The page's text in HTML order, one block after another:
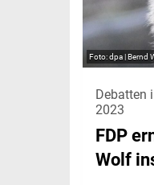
dpa | Bernd
Debatten
2023
FDP
Wolf